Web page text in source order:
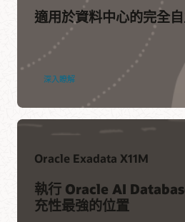
資訊圖表：美國前 3 大電信公司
(PDF)
資訊圖表：10 家大型金融服務
Exadata (PDF)
銀行業適用的 Oracle Exadata
Exadata Cloud@Customer 文件
提供有關 Exadata
Infrastructure 功能的重要設定和管
Exadata Database Service on
品資料表 (PDF)
Exadata Database Service on
TechTarget：Oracle Exadata 更
求
SiliconANGLE：Oracle 在新的
適用於資料中心的完全
深入瞭解
Database
Cloud@Customer
X11M
Oracle Exadata X11M
執行 Oracle AI
充性最強的位置